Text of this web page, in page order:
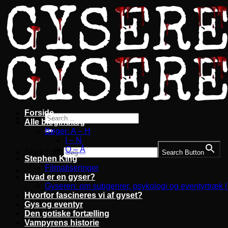
Fortsæt
til
indhold
Search Button
Forside
Alle blogindlæg
Bøger: A – H
I – N
O – Å
Stephen King
Filmatiseringer
Hvad er en gyser?
Gyseren: om subgenrer, psykologi og eventyrtræk
Hvorfor fascineres vi af gyset?
Gys og eventyr
Den gotiske fortælling
Vampyrens historie